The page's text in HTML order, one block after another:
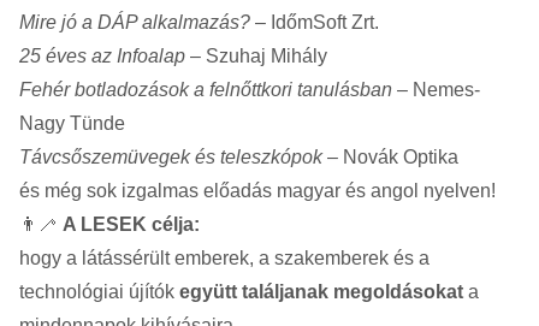
Mire jó a DÁP alkalmazás? – IdőmSoft Zrt.
25 éves az Infoalap – Szuhaj Mihály
Fehér botladozások a felnőttkori tanulásban – Nemes-
Nagy Tünde
Távcsőszemüvegek és teleszkópok– Novák Optika
és még sok izgalmas előadás magyar és angol nyelven!
👨‍🦯 A LESEK célja:
hogy a látássérült emberek, a szakemberek és a
technológiai újítók együtt találjanak megoldásokat a